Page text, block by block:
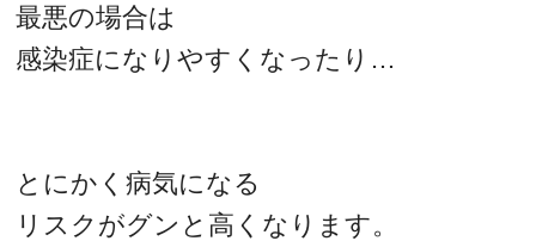
最悪の場合は
感染症になりやすくなったり…
とにかく病気になる
リスクがグンと高くなります。